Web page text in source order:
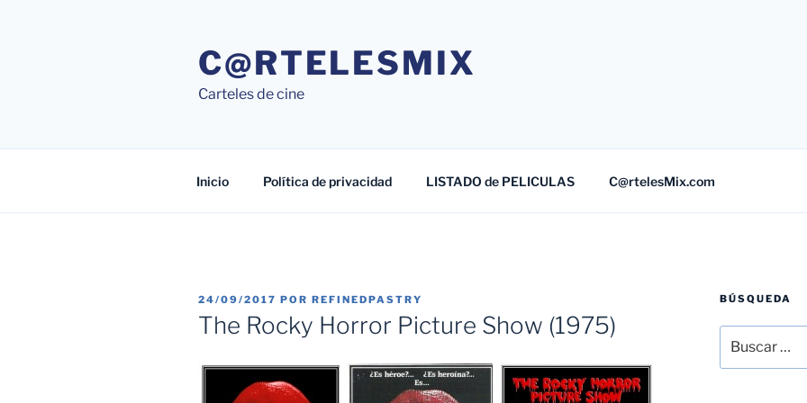
C@RTELESMIX
Carteles de cine
Inicio Política de privacidad LISTADO de PELICULAS C@rtelesMix.com
PUBLICADO
EL
24/09/2017 POR REFINEDPASTRY
The Rocky Horror Picture Show (1975)
BÚSQUEDA
por: